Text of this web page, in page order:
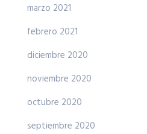
marzo 2021
febrero 2021
diciembre 2020
noviembre 2020
octubre 2020
septiembre 2020